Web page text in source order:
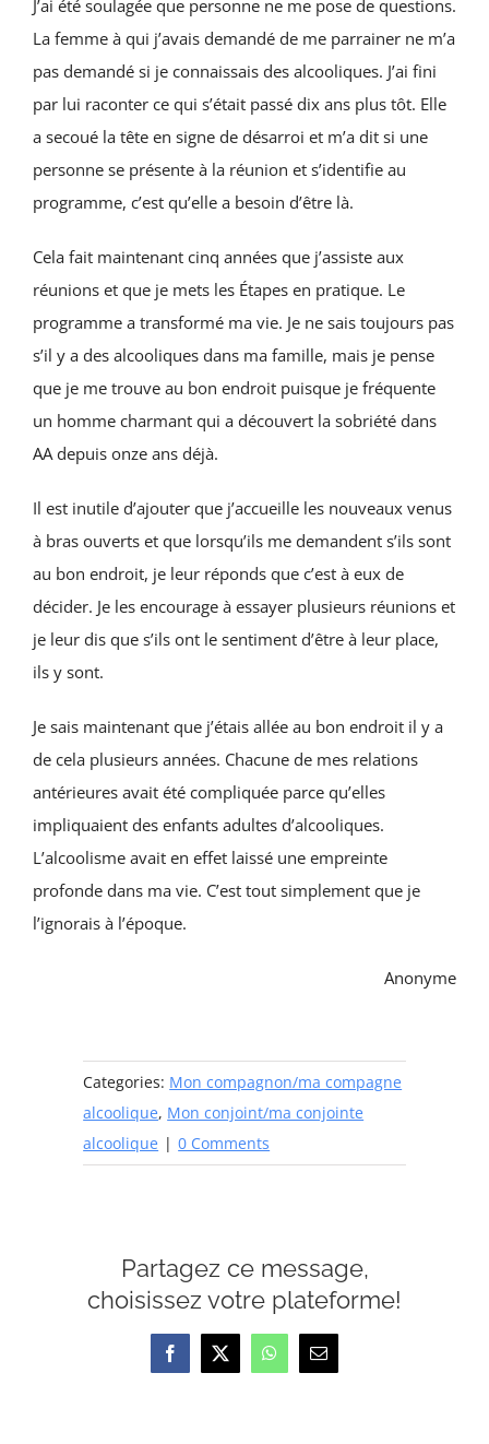
J’ai été soulagée que personne ne me pose de questions.
La femme à qui j’avais demandé de me parrainer ne m’a
pas demandé si je connaissais des alcooliques. J’ai fini
par lui raconter ce qui s’était passé dix ans plus tôt. Elle
a secoué la tête en signe de désarroi et m’a dit si une
personne se présente à la réunion et s’identifie au
programme, c’est qu’elle a besoin d’être là.
Cela fait maintenant cinq années que j’assiste aux
réunions et que je mets les Étapes en pratique. Le
programme a transformé ma vie. Je ne sais toujours pas
s’il y a des alcooliques dans ma famille, mais je pense
que je me trouve au bon endroit puisque je fréquente
un homme charmant qui a découvert la sobriété dans
AA depuis onze ans déjà.
Il est inutile d’ajouter que j’accueille les nouveaux venus
à bras ouverts et que lorsqu’ils me demandent s’ils sont
au bon endroit, je leur réponds que c’est à eux de
décider. Je les encourage à essayer plusieurs réunions et
je leur dis que s’ils ont le sentiment d’être à leur place,
ils y sont.
Je sais maintenant que j’étais allée au bon endroit il y a
de cela plusieurs années. Chacune de mes relations
antérieures avait été compliquée parce qu’elles
impliquaient des enfants adultes d’alcooliques.
L’alcoolisme avait en effet laissé une empreinte
profonde dans ma vie. C’est tout simplement que je
l’ignorais à l’époque.
Anonyme
Categories: Mon compagnon/ma compagne
alcoolique, Mon conjoint/ma conjointe
alcoolique | 0 Comments
Partagez ce message,
choisissez votre plateforme!
Facebook
X WhatsAppEmail